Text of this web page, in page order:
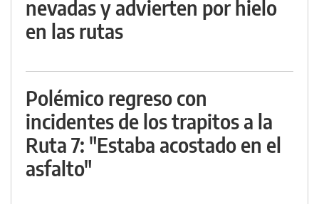
nevadas y advierten por hielo
en las rutas
Polémico regreso con
incidentes de los trapitos a la
Ruta 7: "Estaba acostado en el
asfalto"